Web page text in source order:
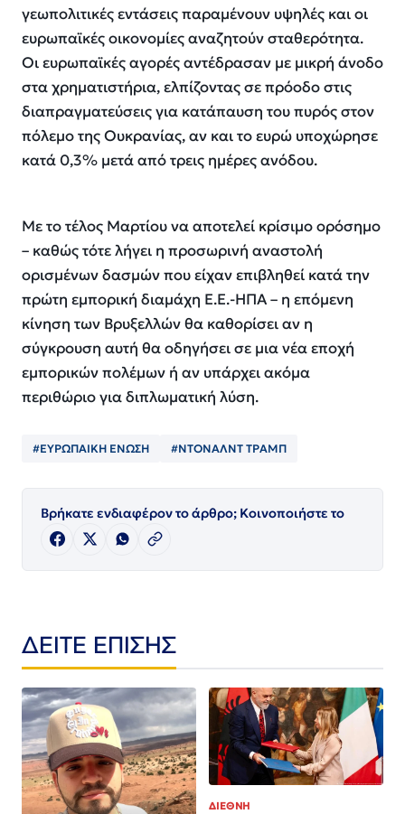
γεωπολιτικές εντάσεις παραμένουν υψηλές και οι
ευρωπαϊκές οικονομίες αναζητούν σταθερότητα.
Οι ευρωπαϊκές αγορές αντέδρασαν με μικρή άνοδο
στα χρηματιστήρια, ελπίζοντας σε πρόοδο στις
διαπραγματεύσεις για κατάπαυση του πυρός στον
πόλεμο της Ουκρανίας, αν και το ευρώ υποχώρησε
κατά 0,3% μετά από τρεις ημέρες ανόδου.
Με το τέλος Μαρτίου να αποτελεί κρίσιμο ορόσημο
– καθώς τότε λήγει η προσωρινή αναστολή
ορισμένων δασμών που είχαν επιβληθεί κατά την
πρώτη εμπορική διαμάχη Ε.Ε.-ΗΠΑ – η επόμενη
κίνηση των Βρυξελλών θα καθορίσει αν η
σύγκρουση αυτή θα οδηγήσει σε μια νέα εποχή
εμπορικών πολέμων ή αν υπάρχει ακόμα
περιθώριο για διπλωματική λύση.
#ΕΥΡΩΠΑΙΚΗ ΕΝΩΣΗ #ΝΤΟΝΑΛΝΤ ΤΡΑΜΠ
Βρήκατε ενδιαφέρον το άρθρο; Κοινοποιήστε το
ΔΕΙΤΕ ΕΠΙΣΗΣ
ΔΙΕΘΝΗ